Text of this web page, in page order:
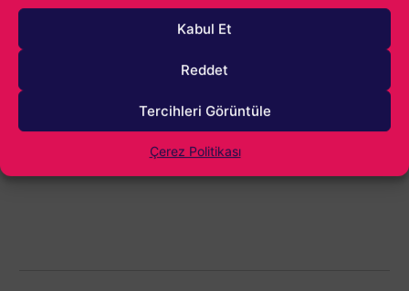
Kabul Et
Reddet
Tercihleri Görüntüle
Çerez Politikası
kez Age of Empires II oynayan çocuğun
tutkusunu taşıyorum.